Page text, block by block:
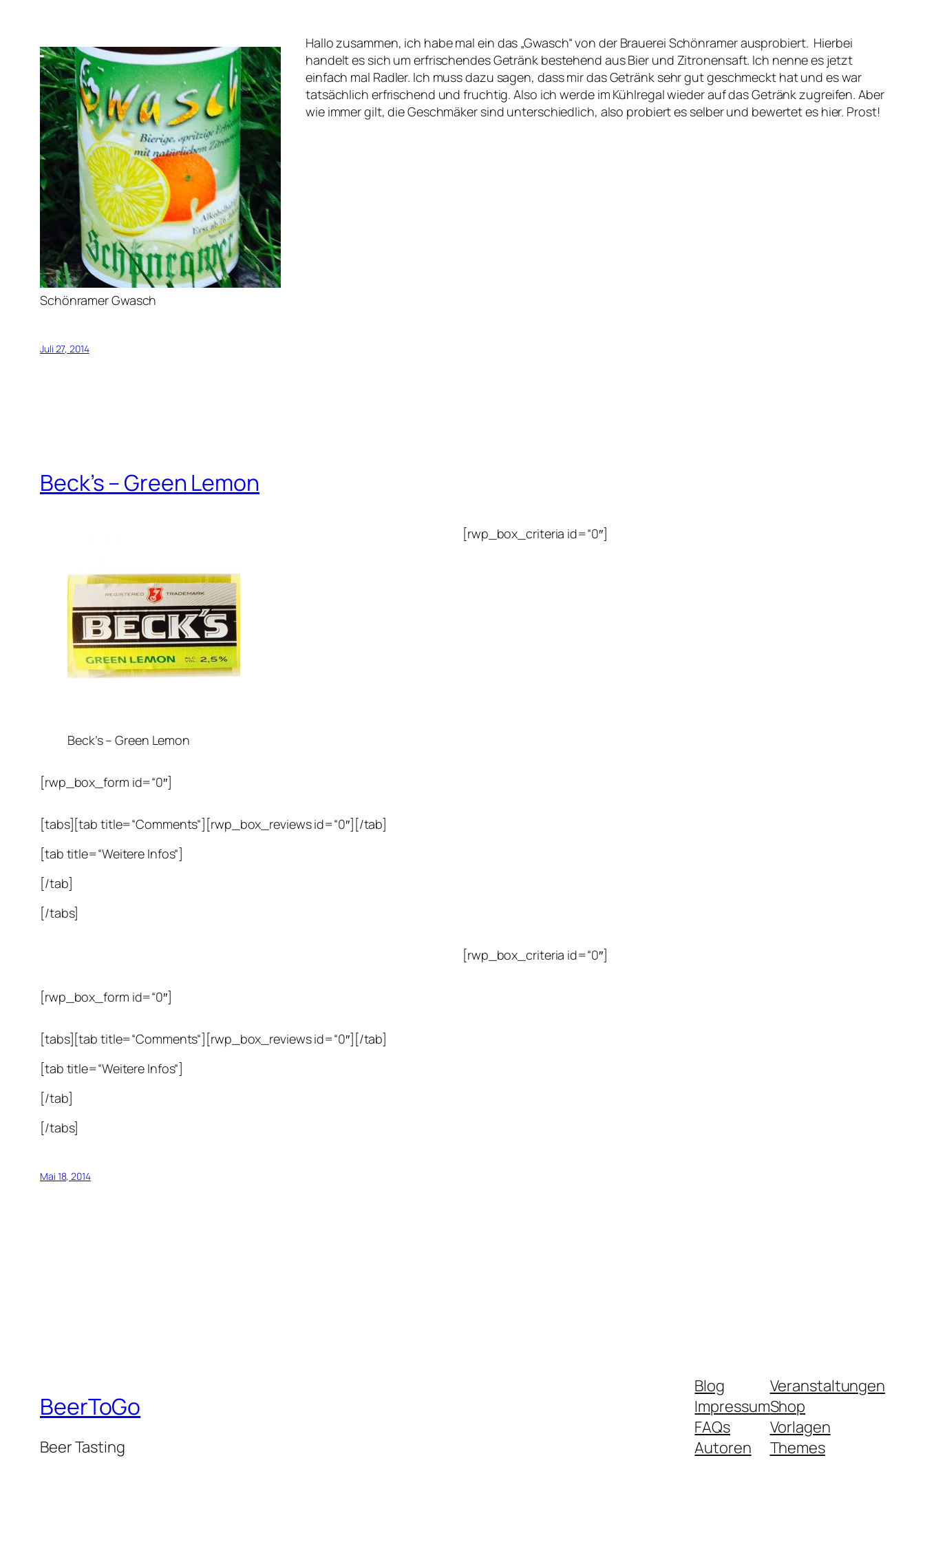
Schönramer Gwasch
Hallo zusammen, ich habe mal ein das „Gwasch“ von der Brauerei Schönramer ausprobiert. Hierbei
handelt es sich um erfrischendes Getränk bestehend aus Bier und Zitronensaft. Ich nenne es jetzt
einfach mal Radler. Ich muss dazu sagen, dass mir das Getränk sehr gut geschmeckt hat und es war
tatsächlich erfrischend und fruchtig. Also ich werde im Kühlregal wieder auf das Getränk zugreifen. Aber
wie immer gilt, die Geschmäker sind unterschiedlich, also probiert es selber und bewertet es hier. Prost!
Juli 27, 2014
Beck’s – Green Lemon
Beck’s – Green Lemon
[rwp_box_criteria id=“0″]
[rwp_box_form id=“0″]
[tabs][tab title=“Comments“][rwp_box_reviews id=“0″][/tab]
[tab title=“Weitere Infos“]
[/tab]
[/tabs]
[rwp_box_criteria id=“0″]
[rwp_box_form id=“0″]
[tabs][tab title=“Comments“][rwp_box_reviews id=“0″][/tab]
[tab title=“Weitere Infos“]
[/tab]
[/tabs]
Mai 18, 2014
BeerToGo
Beer Tasting
Blog
Impressum
FAQs
Autoren
Veranstaltungen
Shop
Vorlagen
Themes